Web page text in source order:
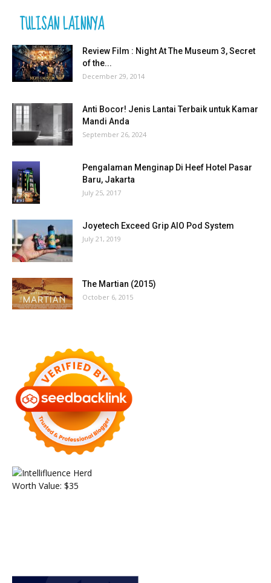
TULISAN LAINNYA
Review Film : Night At The Museum 3, Secret
of the...
December 29, 2014
Anti Bocor! Jenis Lantai Terbaik untuk Kamar
Mandi Anda
September 26, 2024
Pengalaman Menginap Di Heef Hotel Pasar
Baru, Jakarta
July 25, 2017
Joyetech Exceed Grip AIO Pod System
July 21, 2019
The Martian (2015)
October 6, 2015